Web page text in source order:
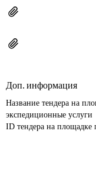
Доп. информация
Название тендера на
экспедиционные услуги
ID тендера на площадке